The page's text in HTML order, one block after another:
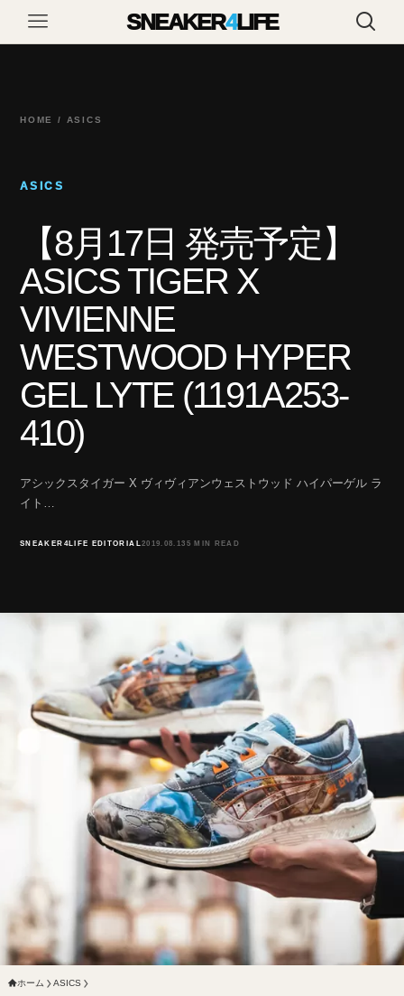
SNEAKER4LIFE
HOME / ASICS
ASICS
【8月17日 発売予定】
ASICS TIGER X
VIVIENNE
WESTWOOD HYPER
GEL LYTE (1191A253-
410)
アシックスタイガー X ヴィヴィアンウェストウッド ハイパーゲル ラ
イト…
SNEAKER4LIFE EDITORIAL2019.08.13 5 MIN READ
ホーム ASICS